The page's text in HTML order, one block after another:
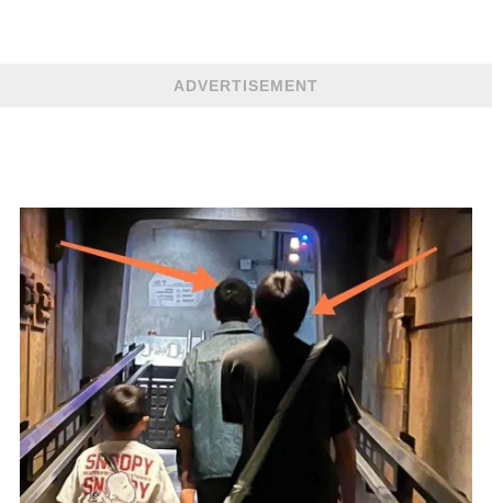
ADVERTISEMENT